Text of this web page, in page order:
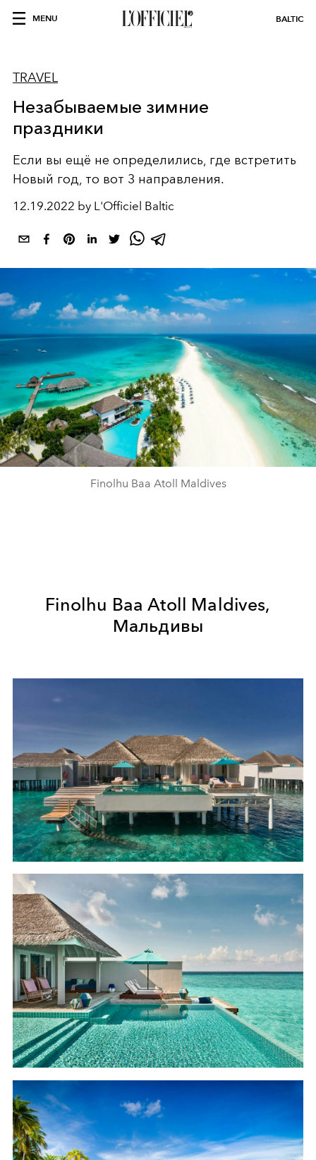
MENU BALTIC
TRAVEL
Незабываемые зимние
праздники
Если вы ещё не определились, где встретить
Новый год, то вот 3 направления.
12.19.2022 by L'Officiel Baltic
Finolhu Baa Atoll Maldives
Finolhu Baa Atoll Maldives,
Мальдивы